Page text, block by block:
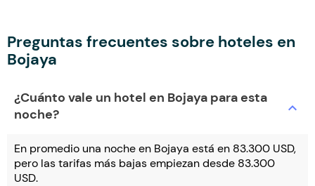
Preguntas frecuentes sobre hoteles en
Bojaya
¿Cuánto vale un hotel en Bojaya para esta
noche?
expand_more
En promedio una noche en Bojaya está en 83.300 USD,
pero las tarifas más bajas empiezan desde 83.300
USD.